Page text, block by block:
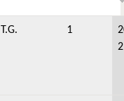
T.G. 1